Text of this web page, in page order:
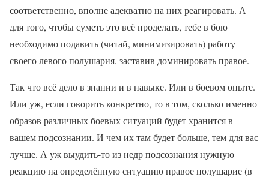
соответственно, вполне адекватно на них реагировать. А
для того, чтобы суметь это всё проделать, тебе в бою
необходимо подавить (читай, минимизировать) работу
своего левого полушария, заставив доминировать правое.
Так что всё дело в знании и в навыке. Или в боевом опыте.
Или уж, если говорить конкретно, то в том, сколько именно
образов различных боевых ситуаций будет хранится в
вашем подсознании. И чем их там будет больше, тем для вас
лучше. А уж выудить-то из недр подсознания нужную
реакцию на определённую ситуацию правое полушарие (в